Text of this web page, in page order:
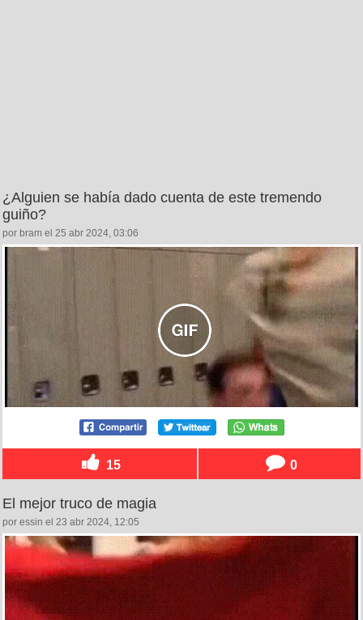
¿Alguien se había dado cuenta de este tremendo
guiño?
por bram el 25 abr 2024, 03:06
15 0
El mejor truco de magia
por essin el 23 abr 2024, 12:05